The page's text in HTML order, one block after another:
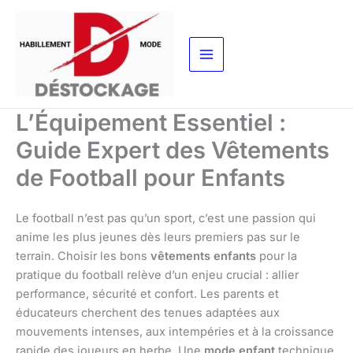
contenu
L’Équipement Essentiel :
Guide Expert des Vêtements
de Football pour Enfants
Le football n’est pas qu’un sport, c’est une passion qui
anime les plus jeunes dès leurs premiers pas sur le
terrain. Choisir les bons vêtements enfants pour la
pratique du football relève d’un enjeu crucial : allier
performance, sécurité et confort. Les parents et
éducateurs cherchent des tenues adaptées aux
mouvements intenses, aux intempéries et à la croissance